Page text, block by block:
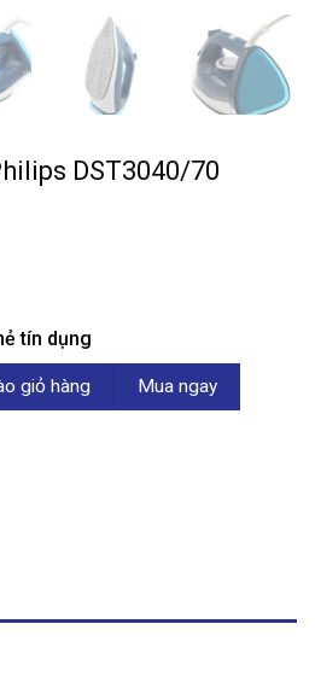
DST3040/70
tín dụng
70 2600W số lượng
giỏ hàng Mua ngay